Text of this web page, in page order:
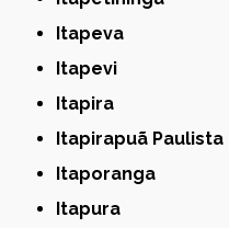
Itapeva
Itapevi
Itapira
Itapirapuã Paulista
Itaporanga
Itapura